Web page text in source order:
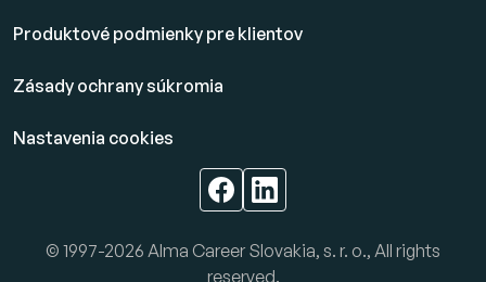
Produktové podmienky pre klientov
Zásady ochrany súkromia
Nastavenia cookies
© 1997-2026 Alma Career Slovakia, s. r. o., All rights
reserved.